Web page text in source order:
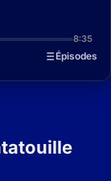
8:35
Épisodes